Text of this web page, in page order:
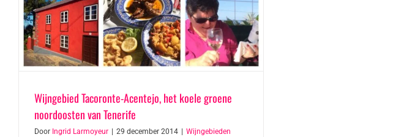
Wijngebied Tacoronte-Acentejo, het koele groene
noordoosten van Tenerife
Door Ingrid Larmoyeur 29 december 2014 Wijngebieden